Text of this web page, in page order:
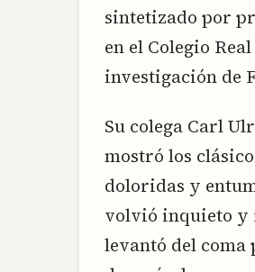
sintetizado por
en el Colegio
investigación de
Su colega Carl
mostró los
doloridas y
volvió inquieto y
levantó del